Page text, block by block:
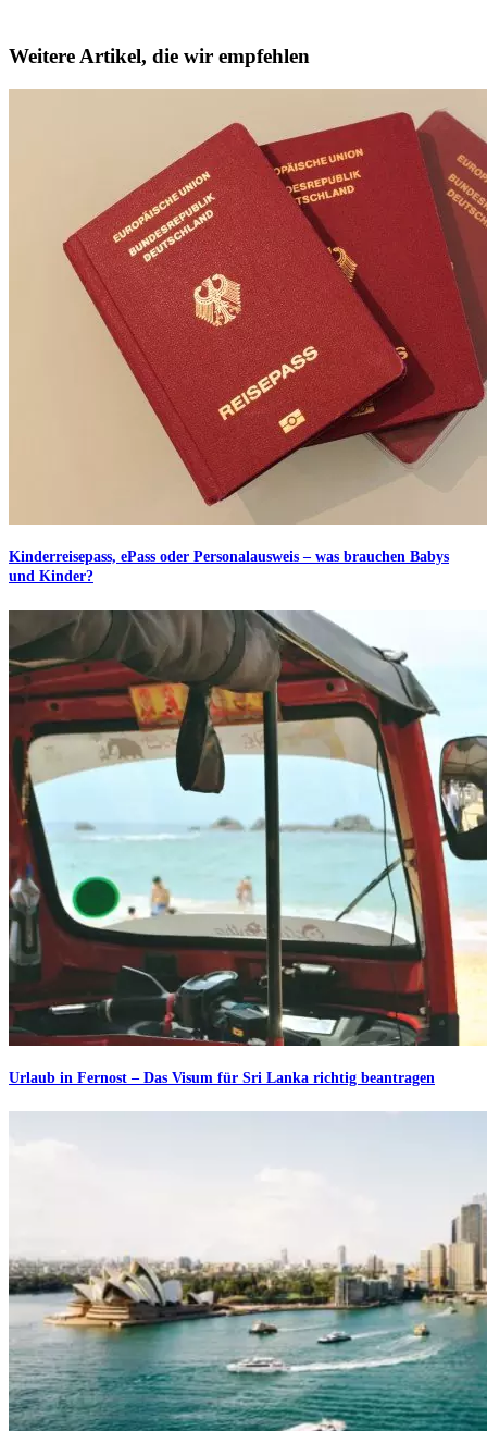
Weitere Artikel, die wir empfehlen
Kinderreisepass, ePass oder Personalausweis – was brauchen Babys
und Kinder?
Urlaub in Fernost – Das Visum für Sri Lanka richtig beantragen